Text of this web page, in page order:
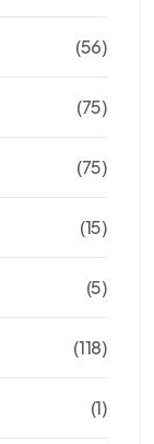
(56)
(75)
(75)
(15)
(5)
(118)
(1)